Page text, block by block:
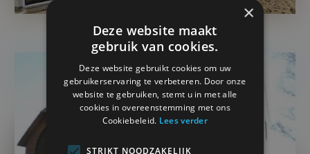
×
Deze website maakt
gebruik van cookies.
Deze website gebruikt cookies om uw
gebruikerservaring te verbeteren. Door onze
website te gebruiken, stemt u in met alle
cookies in overeenstemming met ons
Cookiebeleid. Lees verder
STRIKT NOODZAKELIJK